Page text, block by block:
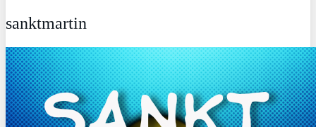
sanktmartin